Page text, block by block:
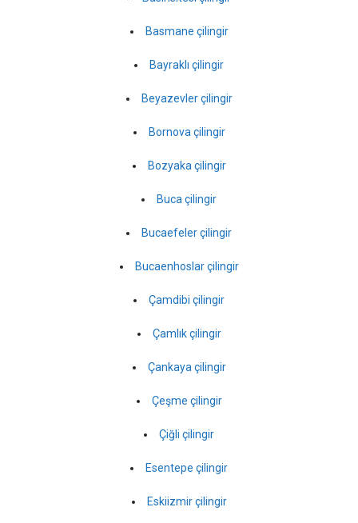
Basmane çilingir
Bayraklı çilingir
Beyazevler çilingir
Bornova çilingir
Bozyaka çilingir
Buca çilingir
Bucaefeler çilingir
Bucaenhoslar çilingir
Çamdibi çilingir
Çamlık çilingir
Çankaya çilingir
Çeşme çilingir
Çiğli çilingir
Esentepe çilingir
Eskiizmir çilingir